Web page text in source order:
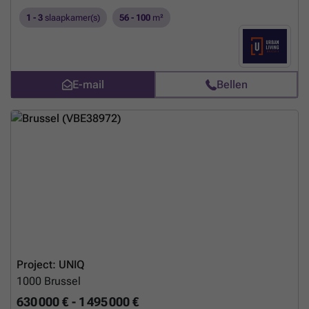
1 - 3 slaapkamer(s) 56 - 100 m²
E-mail Bellen
Project: UNIQ
1000 Brussel
630 000 € - 1 495 000 €